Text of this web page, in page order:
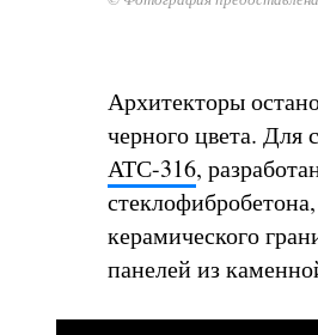
Архитекторы
черного цвета. Для
АТС-316,
керамического
панелей из